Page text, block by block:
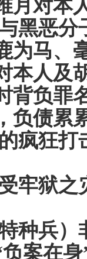
月对本
黑恶分
为马、
本人及
背负罪
负债累
疯狂打
牢狱
种兵
案在